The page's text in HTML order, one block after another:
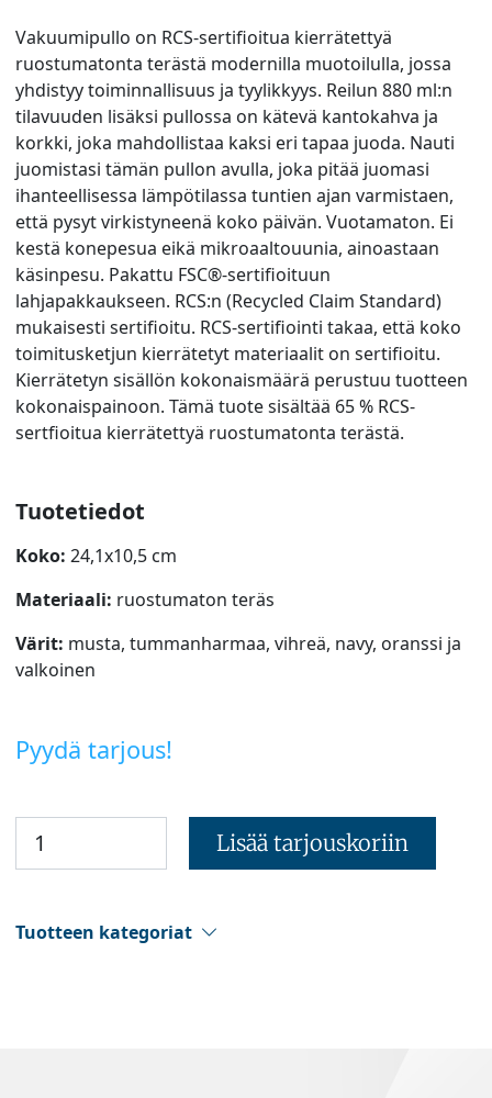
Vakuumipullo on RCS-sertifioitua kierrätettyä
ruostumatonta terästä modernilla muotoilulla, jossa
yhdistyy toiminnallisuus ja tyylikkyys. Reilun 880 ml:n
tilavuuden lisäksi pullossa on kätevä kantokahva ja
korkki, joka mahdollistaa kaksi eri tapaa juoda. Nauti
juomistasi tämän pullon avulla, joka pitää juomasi
ihanteellisessa lämpötilassa tuntien ajan varmistaen,
että pysyt virkistyneenä koko päivän. Vuotamaton. Ei
kestä konepesua eikä mikroaaltouunia, ainoastaan
käsinpesu. Pakattu FSC®-sertifioituun
lahjapakkaukseen. RCS:n (Recycled Claim Standard)
mukaisesti sertifioitu. RCS-sertifiointi takaa, että koko
toimitusketjun kierrätetyt materiaalit on sertifioitu.
Kierrätetyn sisällön kokonaismäärä perustuu tuotteen
kokonaispainoon. Tämä tuote sisältää 65 % RCS-
sertfioitua kierrätettyä ruostumatonta terästä.
Tuotetiedot
Koko: 24,1x10,5 cm
Materiaali: ruostumaton teräs
Värit: musta, tummanharmaa, vihreä, navy, oranssi ja
valkoinen
Pyydä tarjous!
Lisää tarjouskoriin
Tuotteen kategoriat